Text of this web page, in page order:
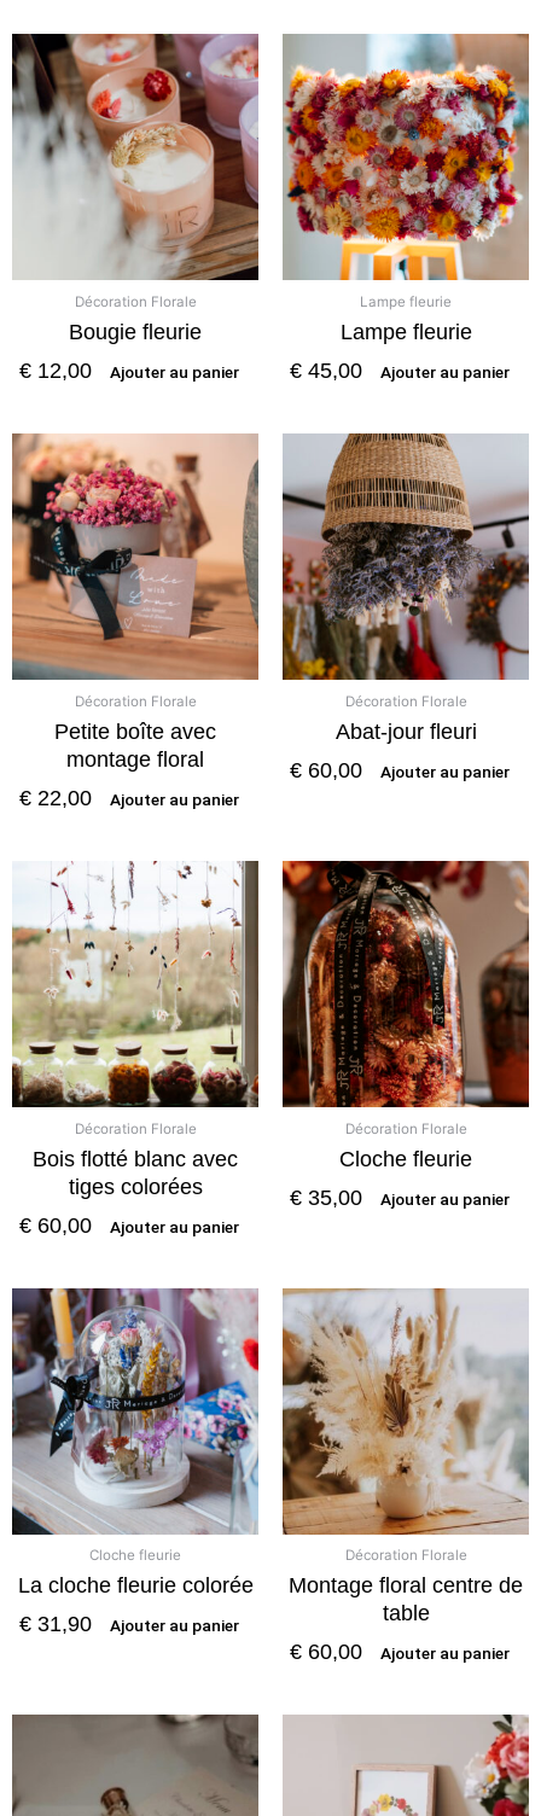
Décoration Florale
Bougie fleurie
€ 12,00 Ajouter au panier
Lampe fleurie
Lampe fleurie
€ 45,00 Ajouter au panier
Décoration Florale
Petite boîte avec
montage floral
€ 22,00 Ajouter au panier
Décoration Florale
Abat-jour fleuri
€ 60,00 Ajouter au panier
Décoration Florale
Bois flotté blanc avec
tiges colorées
€ 60,00 Ajouter au panier
Décoration Florale
Cloche fleurie
€ 35,00 Ajouter au panier
Cloche fleurie
La cloche fleurie colorée
€ 31,90 Ajouter au panier
Décoration Florale
Montage floral centre de
table
€ 60,00 Ajouter au panier